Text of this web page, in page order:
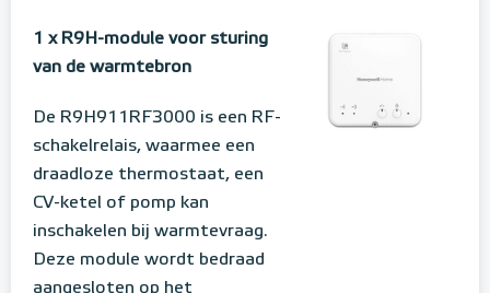
1 x R9H-module voor sturing
van de warmtebron
De R9H911RF3000 is een RF-
schakelrelais, waarmee een
draadloze thermostaat, een
CV-ketel of pomp kan
inschakelen bij warmtevraag.
Deze module wordt bedraad
aangesloten op het